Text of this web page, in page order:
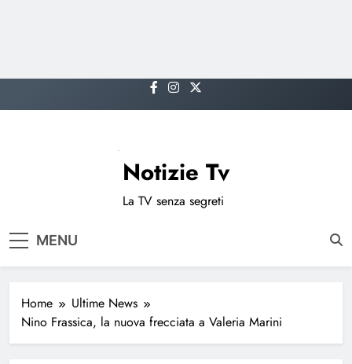
to
Notizie Tv
La TV senza segreti
MENU
Home
Ultime News
Nino Frassica, la nuova frecciata a Valeria Marini